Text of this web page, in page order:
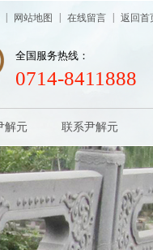
网站地图 在线留言 返回首
全国服务热线：
0714-8411888
解元 联系尹解元